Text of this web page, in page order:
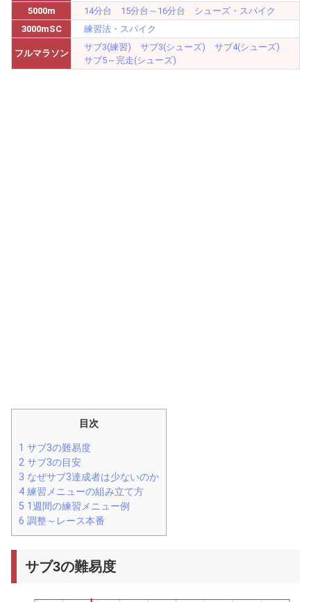
5000m
14分台 15分台～16分台
シューズ・スパイク
3000mSC
練習法・スパイク
フルマラソン
サブ3(練習) サブ3(シューズ)
サブ4(シューズ)
サブ5～完走(シューズ)
目次
1 サブ3の難易度
2 サブ3の目安
3 なぜサブ3達成者は少ないのか
4 練習メニューの組み立て方
5 1週間の練習メニュー例
6 調整～レース本番
サブ3の難易度